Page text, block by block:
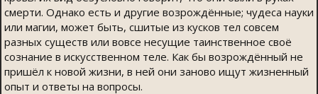
смерти. Однако есть и другие возрождённые; чудеса науки
или магии, может быть, сшитые из кусков тел совсем
разных существ или вовсе несущие таинственное своё
сознание в искусственном теле. Как бы возрождённый не
пришёл к новой жизни, в ней они заново ищут жизненный
опыт и ответы на вопросы.